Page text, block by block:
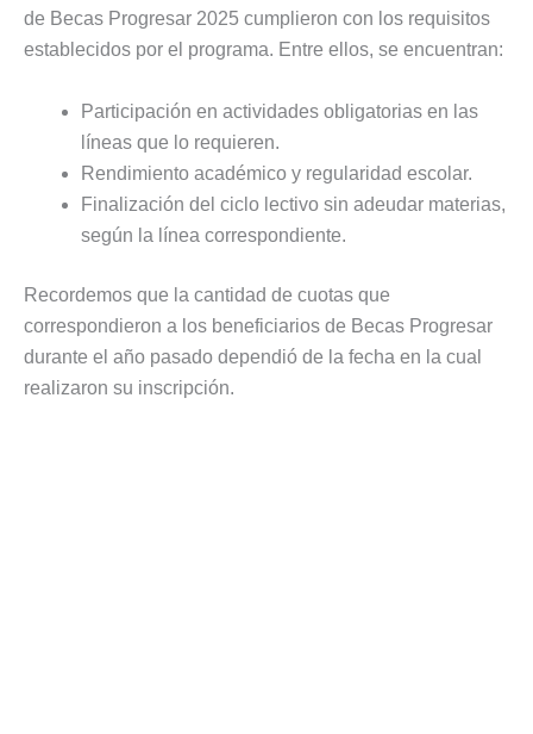
de Becas Progresar 2025 cumplieron con los requisitos
establecidos por el programa. Entre ellos, se encuentran:
Participación en actividades obligatorias en las
líneas que lo requieren.
Rendimiento académico y regularidad escolar.
Finalización del ciclo lectivo sin adeudar materias,
según la línea correspondiente.
Recordemos que la cantidad de cuotas que
correspondieron a los beneficiarios de Becas Progresar
durante el año pasado dependió de la fecha en la cual
realizaron su inscripción.